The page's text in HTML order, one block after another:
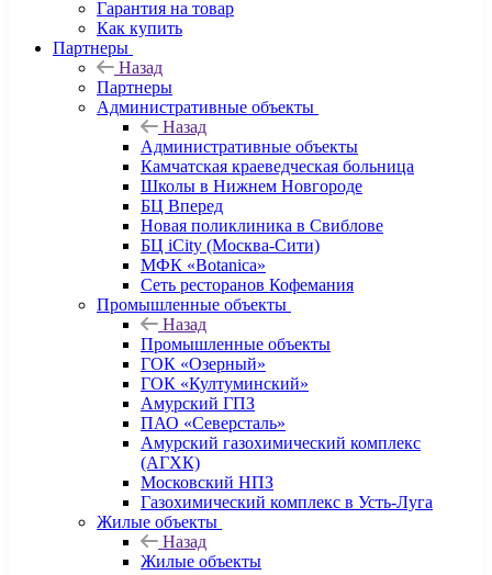
Гарантия на товар
Как купить
Партнеры
Назад
Партнеры
Административные объекты
Назад
Административные объекты
Камчатская краеведческая больница
Школы в Нижнем Новгороде
БЦ Вперед
Новая поликлиника в Свиблове
БЦ iCity (Москва-Сити)
МФК «Botanica»
Сеть ресторанов Кофемания
Промышленные объекты
Назад
Промышленные объекты
ГОК «Озерный»
ГОК «Култуминский»
Амурский ГПЗ
ПАО «Северсталь»
Амурский газохимический комплекс
(АГХК)
Московский НПЗ
Газохимический комплекс в Усть-Луга
Жилые объекты
Назад
Жилые объекты